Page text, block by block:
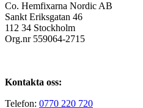
Co. Hemfixarna Nordic AB
Sankt Eriksgatan 46
112 34 Stockholm
Org.nr 559064-2715
Kontakta oss:
Telefon: 0770 220 720